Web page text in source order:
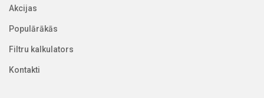
Akcijas
Populārākās
Filtru kalkulators
Kontakti